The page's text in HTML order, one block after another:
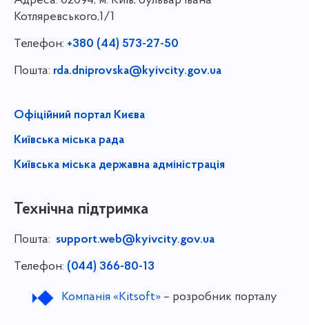
Котляревського,1/1
Телефон: +380 (44) 573-27-50
Пошта: rda.dniprovska@kyivcity.gov.ua
Офіційний портал Києва
Київська міська рада
Київська міська державна адміністрація
Технічна підтримка
Пошта: support.web@kyivcity.gov.ua
Телефон: (044) 366-80-13
Компанія «Kitsoft»– розробник порталу